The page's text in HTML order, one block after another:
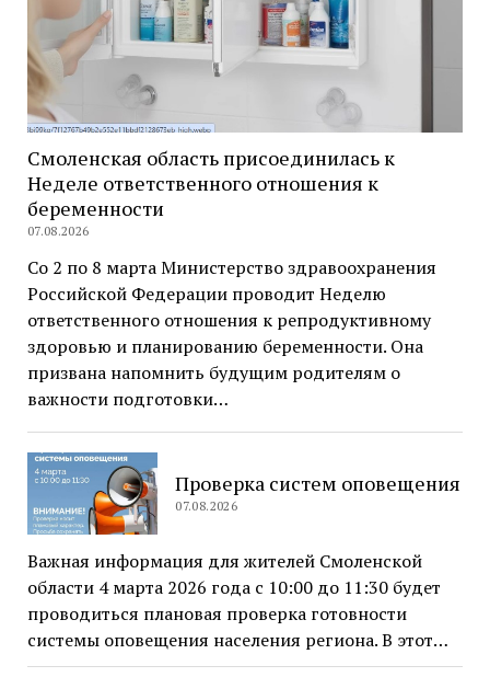
Смоленская область присоединилась к
Неделе ответственного отношения к
беременности
07.08.2026
Со 2 по 8 марта Министерство здравоохранения
Российской Федерации проводит Неделю
ответственного отношения к репродуктивному
здоровью и планированию беременности. Она
призвана напомнить будущим родителям о
важности подготовки…
Проверка систем оповещения
07.08.2026
Важная информация для жителей Смоленской
области 4 марта 2026 года с 10:00 до 11:30 будет
проводиться плановая проверка готовности
системы оповещения населения региона. В этот…